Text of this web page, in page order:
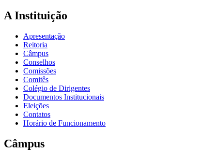
A Instituição
Apresentação
Reitoria
Câmpus
Conselhos
Comissões
Comitês
Colégio de Dirigentes
Documentos Institucionais
Eleições
Contatos
Horário de Funcionamento
Câmpus